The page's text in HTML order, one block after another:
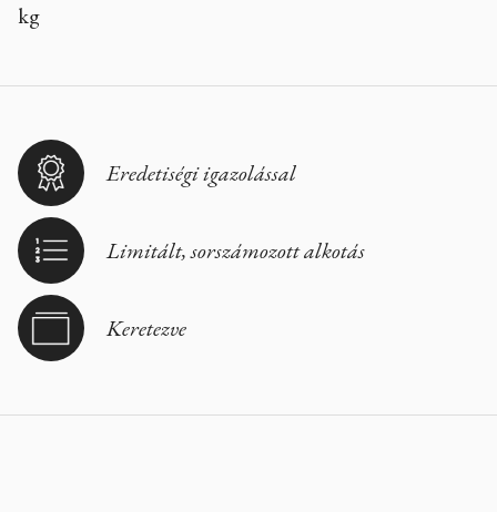
kg
Eredetiségi igazolással
Limitált, sorszámozott alkotás
Keretezve